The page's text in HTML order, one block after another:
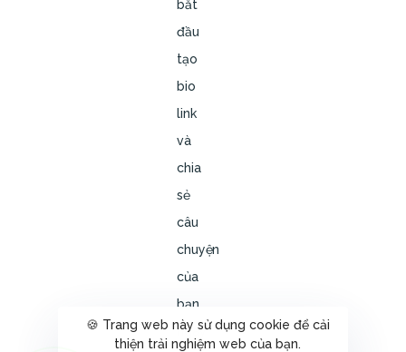
bắt
đầu
tạo
bio
link
và
chia
sẻ
câu
chuyện
của
bạn
ngay
🍪 Trang web này sử dụng cookie để cải
thiện trải nghiệm web của bạn.